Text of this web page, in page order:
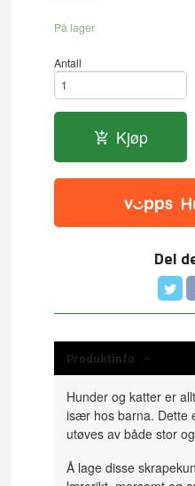
På lager
Antall
Kjøp
Del
Produktinfo
Hunder og katter er
især hos barna. Dette
utøves av både stor
Å lage disse